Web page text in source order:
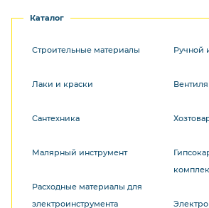
Каталог
Строительные материалы
Лаки и краски
Сантехника
Малярный инструмент
Расходные материалы для
электроинструмента
Ручной